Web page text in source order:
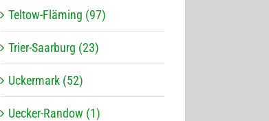
Teltow-Fläming (97)
Trier-Saarburg (23)
Uckermark (52)
Uecker-Randow (1)